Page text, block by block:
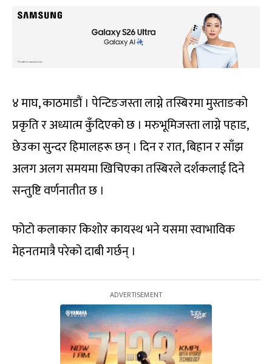
४ माघ, काठमाडौं । पेन्टिङजस्ता लाग्ने तस्बिरमा मुस्ताङको
प्रकृति र अध्यात्म कुँदिएको छ । मरुभूमिजस्ता लाग्ने पहाड,
छेउका सुन्दर हिमालहरू छन् । दिन र रात, बिहान र साँझ
अलग अलग समयमा खिचिएका तस्बिरले दर्शकलाई दिने
सन्तुष्टि वर्णनातीत छ ।
फोटो कलाकार किशोर कायस्थ भने यसमा स्वाभाविक
मेहनतमात्रै परेको दाबी गर्छन् ।